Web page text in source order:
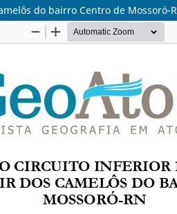
do bairro Centro de Mossoró-